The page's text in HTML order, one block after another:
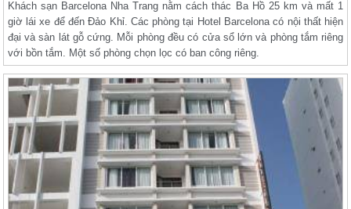
Khách sạn Barcelona Nha Trang nằm cách thác Ba Hồ 25 km và mất 1
giờ lái xe để đến Đảo Khỉ. Các phòng tại Hotel Barcelona có nội thất hiện
đại và sàn lát gỗ cứng. Mỗi phòng đều có cửa sổ lớn và phòng tắm riêng
với bồn tắm. Một số phòng chọn lọc có ban công riêng.